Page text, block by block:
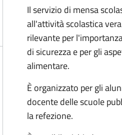
Il servizio di mensa
all'attività scolastica
rilevante per
di sicurezza e per gli
alimentare.
È organizzato per gli
docente delle scuole
la refezione.